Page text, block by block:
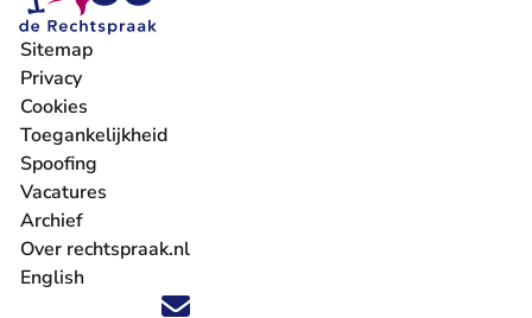
Volg ons op X (Twitter) - U verlaat Rechtspraak.nl
Volg ons op Facebook - U verlaat Rechtspraak.nl
Volg ons op Instagram - U verlaat Rechtspraak.nl
Volg ons op Youtube - U verlaat Rechtspraak.nl
Volg ons op LinkedIn - U verlaat
'Blijf op de hoogte' nieuwsbrief - U verlaat
Sitemap
Privacy
Cookies
Toegankelijkheid
Spoofing
Vacatures
- U verlaat Rechtspraak.nl
Archief
Over rechtspraak.nl
English